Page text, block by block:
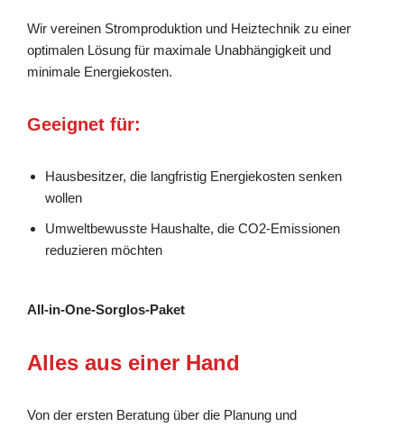
Wir vereinen Stromproduktion und Heiztechnik zu einer
optimalen Lösung für maximale Unabhängigkeit und
minimale Energiekosten.
Geeignet für:
Hausbesitzer, die langfristig Energiekosten senken
wollen
Umweltbewusste Haushalte, die CO2-Emissionen
reduzieren möchten
All-in-One-Sorglos-Paket
Alles aus einer Hand
Von der ersten Beratung über die Planung und